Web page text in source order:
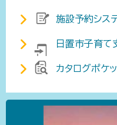
施設予約シス
日置市子育て
カタログポケ